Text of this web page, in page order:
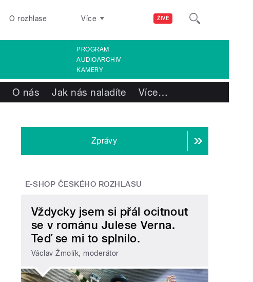
ŽIVĚ
O rozhlase Více
PROGRAM
AUDIOARCHIV
KAMERY
O nás Jak nás naladíte Více…
Zprávy
E-SHOP ČESKÉHO ROZHLASU
Vždycky jsem si přál ocitnout
se v románu Julese Verna.
Teď se mi to splnilo.
Václav Žmolík, moderátor